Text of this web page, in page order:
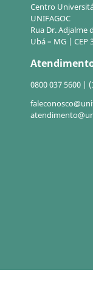
Centro
UNIFAGOC
Rua Dr. Adjalme
Ubá – MG | CEP
0800 037 5600 |